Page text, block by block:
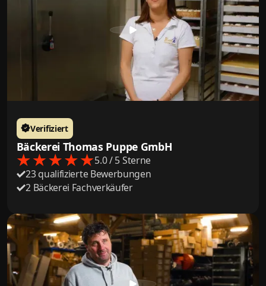
Bäckerei Thomas Puppe GmbH
Verifiziert
5.0 / 5 Sterne
23 qualifizierte Bewerbungen
2 Bäckerei Fachverkäufer